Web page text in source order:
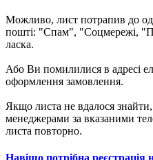
Можливо, лист потрапив до
пошті: "Спам", "Соцмережі,
ласка.
Або Ви помилилися в адресі
оформлення замовлення.
Якщо листа не вдалося
менеджерами за вказаними
листа повторно.